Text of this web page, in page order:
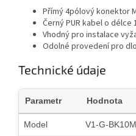
Přímý 4pólový konektor
Černý PUR kabel o délce
Vhodný pro instalace
Odolné provedení pro
Technické údaje
Parametr Hodnota
Model V1-G-